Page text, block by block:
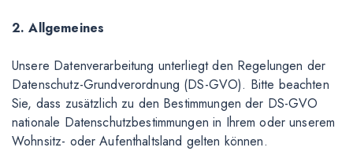
2. Allgemeines
Unsere Datenverarbeitung unterliegt den Regelungen der
Datenschutz-Grundverordnung (DS-GVO). Bitte beachten
Sie, dass zusätzlich zu den Bestimmungen der DS-GVO
nationale Datenschutzbestimmungen in Ihrem oder unserem
Wohnsitz- oder Aufenthaltsland gelten können.